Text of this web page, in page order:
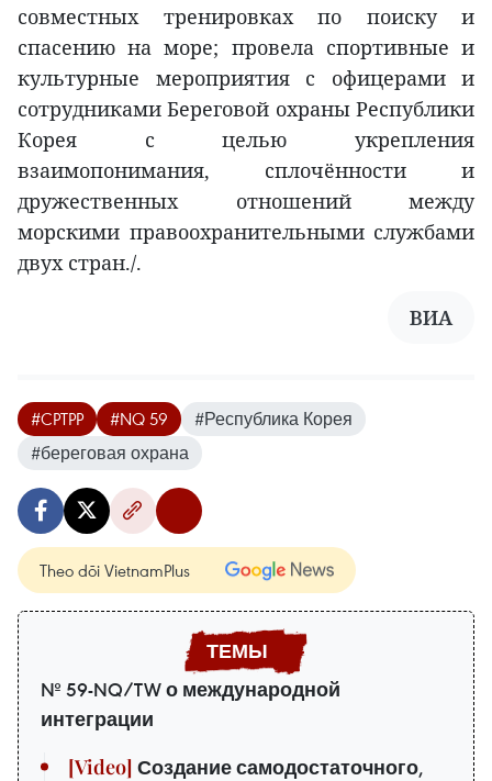
совместных тренировках по поиску и
спасению на море; провела спортивные и
культурные мероприятия с офицерами и
сотрудниками Береговой охраны Республики
Корея с целью укрепления
взаимопонимания, сплочённости и
дружественных отношений между
морскими правоохранительными службами
двух стран./.
ВИА
#CPTPP #NQ 59
#Республика Корея
#береговая охрана
Theo dõi VietnamPlus
№ 59-NQ/TW о международной
интеграции
Создание самодостаточного,